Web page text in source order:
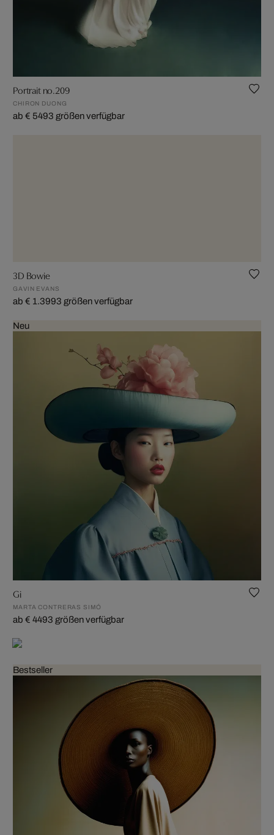
Portrait no.209
CHIRON DUONG
ab € 5493 größen verfügbar
3D Bowie
GAVIN EVANS
ab € 1.3993 größen verfügbar
Neu
Gi
MARTA CONTRERAS SIMÓ
ab € 4493 größen verfügbar
Bestseller